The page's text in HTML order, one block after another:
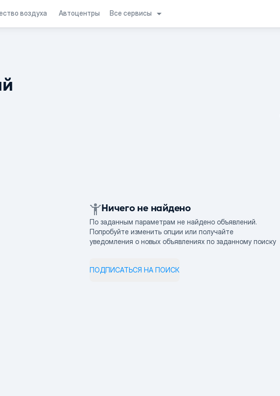
воздуха Автоцентры Все сервисы
Ничего не найдено
По заданным параметрам не найдено объявлений.
Попробуйте изменить опции или получайте
уведомления о новых объявлениях по заданному поиску
ПОДПИСАТЬСЯ НА ПОИСК